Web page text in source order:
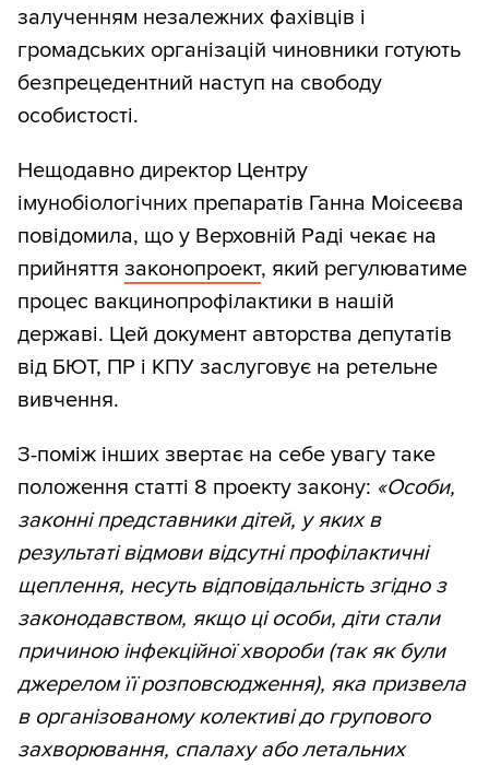
залученням незалежних фахівців і
громадських організацій чиновники готують
безпрецедентний наступ на свободу
особистості.
Нещодавно директор Центру
імунобіологічних препаратів Ганна Моісеєва
повідомила, що у Верховній Раді чекає на
прийняття законопроект, який регулюватиме
процес вакцинопрофілактики в нашій
державі. Цей документ авторства депутатів
від БЮТ, ПР і КПУ заслуговує на ретельне
вивчення.
З-поміж інших звертає на себе увагу таке
положення статті 8 проекту закону: «Особи,
законні представники дітей, у яких в
результаті відмови відсутні профілактичні
щеплення, несуть відповідальність згідно з
законодавством, якщо ці особи, діти стали
причиною інфекційної хвороби (так як були
джерелом її розповсюдження), яка призвела
в організованому колективі до групового
захворювання, спалаху або летальних